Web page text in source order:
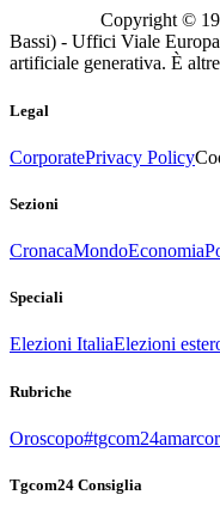
Copyright ©
Bassi) - Uffici Viale
artificiale generativa. È
Legal
CorporatePrivacy Policy
Sezioni
CronacaMondoEconomia
Speciali
Elezioni ItaliaElezioni
Rubriche
Oroscopo
Tgcom24 Consiglia